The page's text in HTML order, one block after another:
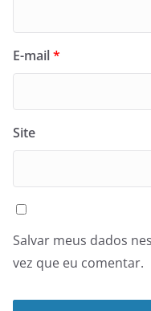
E-mail*
Site
Salvar meus dados
vez que eu comentar.